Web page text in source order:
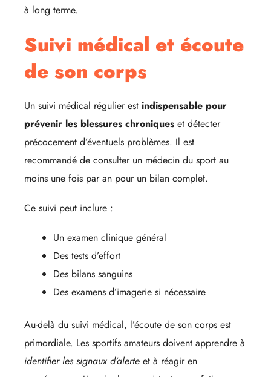
à long terme.
Suivi médical et écoute
de son corps
Un suivi médical régulier est indispensable pour
prévenir les blessures chroniques et détecter
précocement d’éventuels problèmes. Il est
recommandé de consulter un médecin du sport au
moins une fois par an pour un bilan complet.
Ce suivi peut inclure :
Un examen clinique général
Des tests d’effort
Des bilans sanguins
Des examens d’imagerie si nécessaire
Au-delà du suivi médical, l’écoute de son corps est
primordiale. Les sportifs amateurs doivent apprendre à
identifier les signaux d’alerte et à réagir en